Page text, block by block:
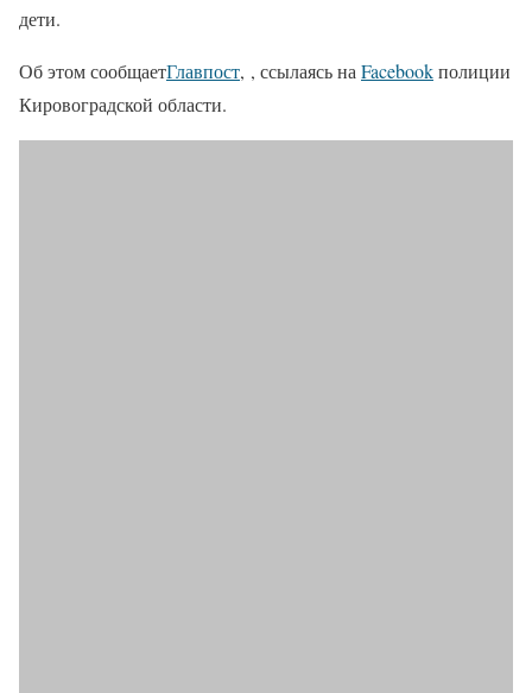
дети.
Об этом сообщаетГлавпост, , ссылаясь наFacebookполиции
Кировоградской области.